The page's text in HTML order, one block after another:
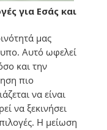
για Εσάς και
μας
Αυτό ωφελεί
και την
πιο
να είναι
να ξεκινήσει
Η μείωση